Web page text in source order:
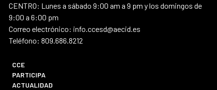
CENTRO: Lunes a sábado 9:00 am a 9 pm y los domingos de
9:00 a 6:00 pm
Correo electrónico: info.ccesd@aecid.es
Teléfono: 809.686.8212
CCE
PARTICIPA
ACTUALIDAD